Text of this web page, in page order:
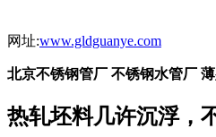
网址:www.gldguanye.com
北京不锈钢管厂 不锈钢水管厂
热轧坯料几许沉浮，